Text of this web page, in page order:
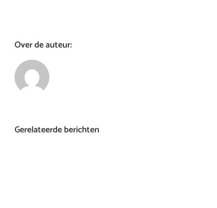
Over de auteur:
Gerelateerde berichten